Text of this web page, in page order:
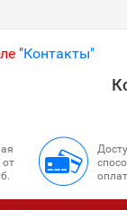
"Контакты"
от